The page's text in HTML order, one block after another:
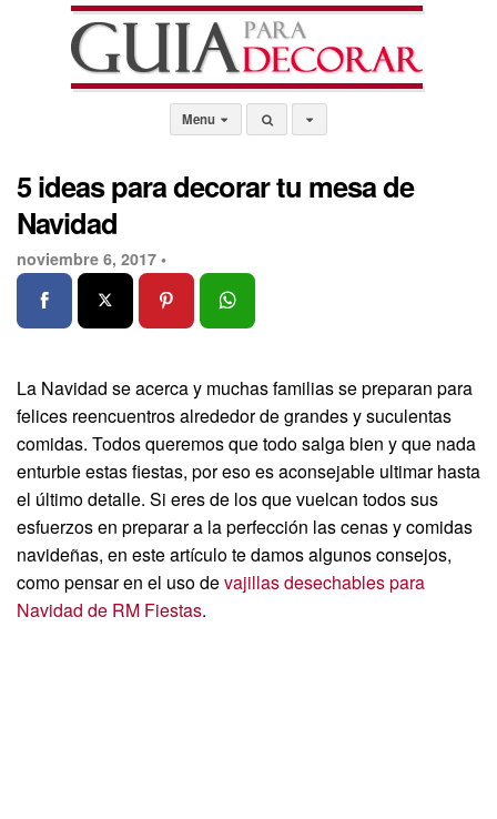
Menu
5 ideas para decorar tu mesa de
Navidad
noviembre 6, 2017 •
La Navidad se acerca y muchas familias se preparan para
felices reencuentros alrededor de grandes y suculentas
comidas. Todos queremos que todo salga bien y que nada
enturbie estas fiestas, por eso es aconsejable ultimar hasta
el último detalle. Si eres de los que vuelcan todos sus
esfuerzos en preparar a la perfección las cenas y comidas
navideñas, en este artículo te damos algunos consejos,
como pensar en el uso devajillas desechables para
Navidad de RM Fiestas.